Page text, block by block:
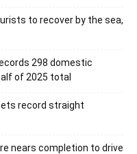
to recover by the sea,
298 domestic
of 2025 total
record straight
nears completion to drive